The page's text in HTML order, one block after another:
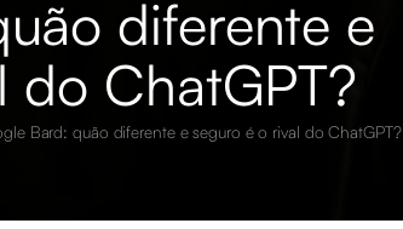
diferente e
do ChatGPT?
Bard: quão diferente e seguro é o rival do ChatGPT?